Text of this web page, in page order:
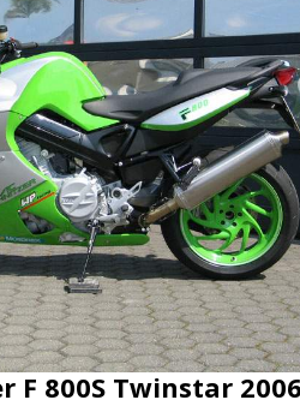
F 800S Twinstar 2006